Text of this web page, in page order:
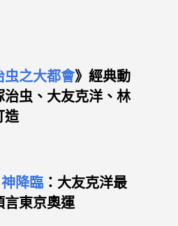
虫之大都會》經典動
虫、大友克洋、林
造
降臨 ：大友克洋最
言東京奧運